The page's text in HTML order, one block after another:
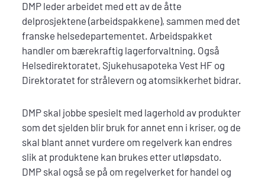
DMP leder arbeidet med ett av de åtte
delprosjektene (arbeidspakkene), sammen med det
franske helsedepartementet. Arbeidspakket
handler om bærekraftig lagerforvaltning. Også
Helsedirektoratet, Sjukehusapoteka Vest HF og
Direktoratet for strålevern og atomsikkerhet bidrar.
DMP skal jobbe spesielt med lagerhold av produkter
som det sjelden blir bruk for annet enn i kriser, og de
skal blant annet vurdere om regelverk kan endres
slik at produktene kan brukes etter utløpsdato.
DMP skal også se på om regelverket for handel og